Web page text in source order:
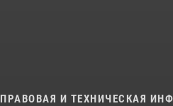
ПРАВОВАЯ И ТЕХНИЧЕСКАЯ